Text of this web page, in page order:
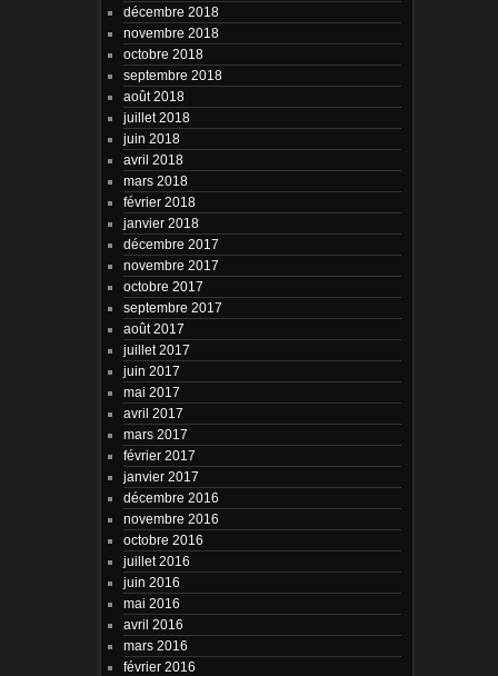
décembre 2018
novembre 2018
octobre 2018
septembre 2018
août 2018
juillet 2018
juin 2018
avril 2018
mars 2018
février 2018
janvier 2018
décembre 2017
novembre 2017
octobre 2017
septembre 2017
août 2017
juillet 2017
juin 2017
mai 2017
avril 2017
mars 2017
février 2017
janvier 2017
décembre 2016
novembre 2016
octobre 2016
juillet 2016
juin 2016
mai 2016
avril 2016
mars 2016
février 2016